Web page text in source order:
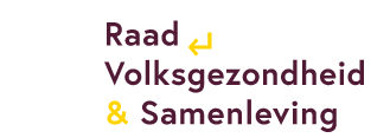
Naar de homepage van Raad